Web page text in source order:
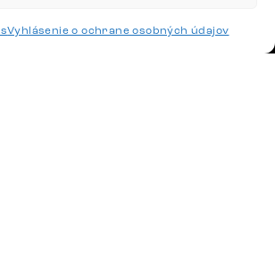
Vyhlásenie o ochrane osobných údajov